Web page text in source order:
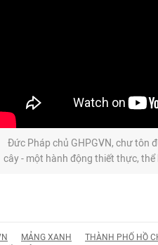
Đức Pháp chủ GHPGVN, chư tôn
cây - một hành động thiết thực,
MẢNG XANH THÀNH PHỐ HỒ